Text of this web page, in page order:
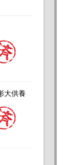
大供養